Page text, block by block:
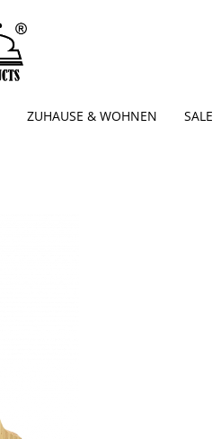
ZUHAUSE & WOHNEN SALE